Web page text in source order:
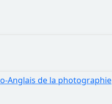
Anglais de la photographie